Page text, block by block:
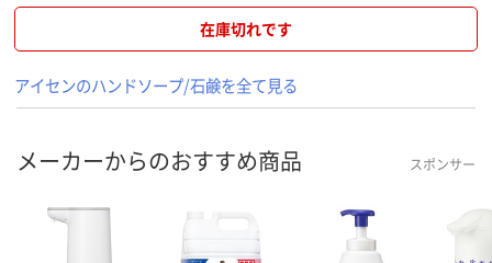
在庫切れです
アイセンのハンドソープ/石鹸を全て見る
メーカーからのおすすめ商品 スポンサー